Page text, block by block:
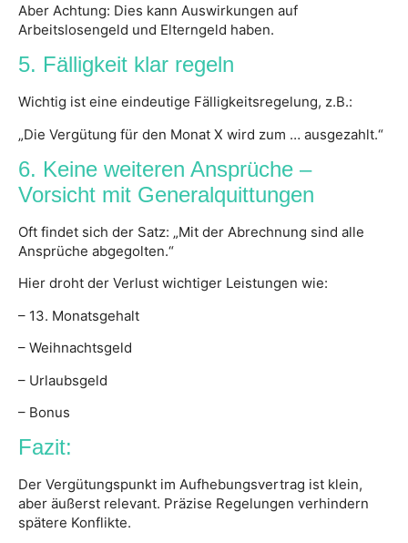
Aber Achtung: Dies kann Auswirkungen auf
Arbeitslosengeld und Elterngeld haben.
5. Fälligkeit klar regeln
Wichtig ist eine eindeutige Fälligkeitsregelung, z.B.:
„Die Vergütung für den Monat X wird zum … ausgezahlt.“
6. Keine weiteren Ansprüche –
Vorsicht mit Generalquittungen
Oft findet sich der Satz: „Mit der Abrechnung sind alle
Ansprüche abgegolten.“
Hier droht der Verlust wichtiger Leistungen wie:
– 13. Monatsgehalt
– Weihnachtsgeld
– Urlaubsgeld
– Bonus
Fazit:
Der Vergütungspunkt im Aufhebungsvertrag ist klein,
aber äußerst relevant. Präzise Regelungen verhindern
spätere Konflikte.